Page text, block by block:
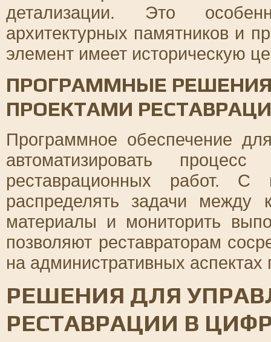
детализации. Это
архитектурных памятников и
элемент имеет историческую
ПРОГРАММНЫЕ
ПРОЕКТАМИ
Программное обеспечение
автоматизировать
реставрационных работ.
распределять задачи между
материалы и мониторить
позволяют реставраторам
на административных аспектах
РЕШЕНИЯ ДЛЯ
РЕСТАВРАЦИИ В